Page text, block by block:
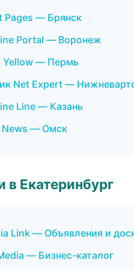
Pages — Брянск
Portal — Воронеж
Yellow — Пермь
Net Expert —
Line — Казань
News — Омск
в Екатеринбург
Link — Объявления и
— Бизнес-каталог